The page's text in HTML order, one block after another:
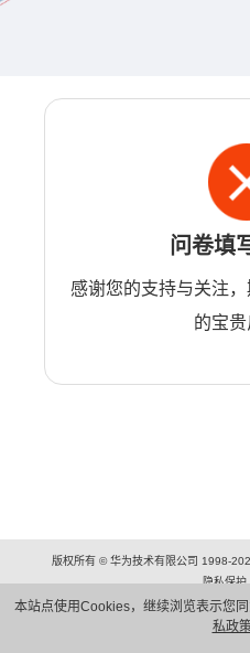
本站点使用Cookies，继续浏览表示您
私政
问卷填
感谢您的支持与关注
的宝贵
版权所有 © 华为技术有限公司 1998-
隐私保护